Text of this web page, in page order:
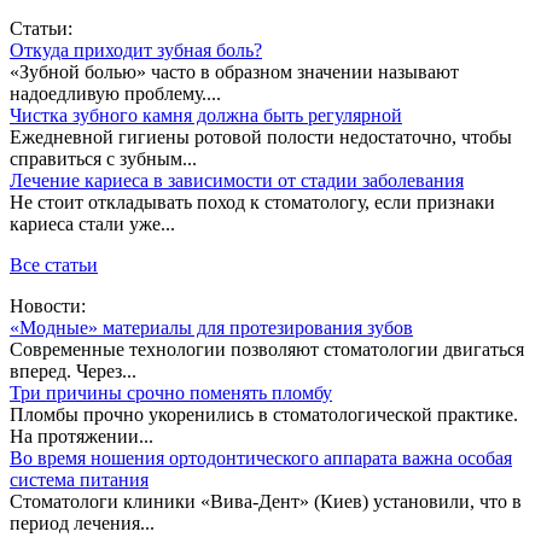
Статьи:
Откуда приходит зубная боль?
«Зубной болью» часто в образном значении называют
надоедливую проблему....
Чистка зубного камня должна быть регулярной
Ежедневной гигиены ротовой полости недостаточно, чтобы
справиться с зубным...
Лечение кариеса в зависимости от стадии заболевания
Не стоит откладывать поход к стоматологу, если признаки
кариеса стали уже...
Все статьи
Новости:
«Модные» материалы для протезирования зубов
Современные технологии позволяют стоматологии двигаться
вперед. Через...
Три причины срочно поменять пломбу
Пломбы прочно укоренились в стоматологической практике.
На протяжении...
Во время ношения ортодонтического аппарата важна особая
система питания
Стоматологи клиники «Вива-Дент» (Киев) установили, что в
период лечения...